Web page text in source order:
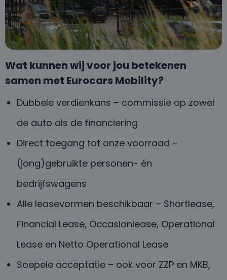
Wat kunnen wij voor jou betekenen
samen met Eurocars Mobility?
Dubbele verdienkans – commissie op zowel
de auto als de financiering
Direct toegang tot onze voorraad –
(jong)gebruikte personen- én
bedrijfswagens
Alle leasevormen beschikbaar – Shortlease,
Financial Lease, Occasionlease, Operational
Lease en Netto Operational Lease
Soepele acceptatie – ook voor ZZP en MKB,